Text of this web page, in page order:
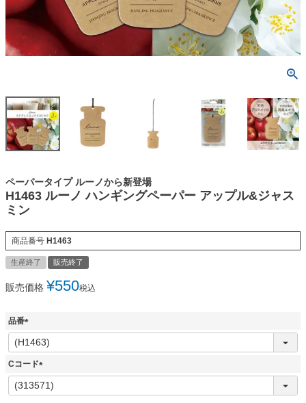
ペーパータイプ ルーノから新登場
H1463 ルーノ ハンギングペーパー アップル&ジャス
ミン
商品番号 H1463
生産終了 販売終了
販売価格 ¥550税込
品番
(
必
須
Cコード
(
必